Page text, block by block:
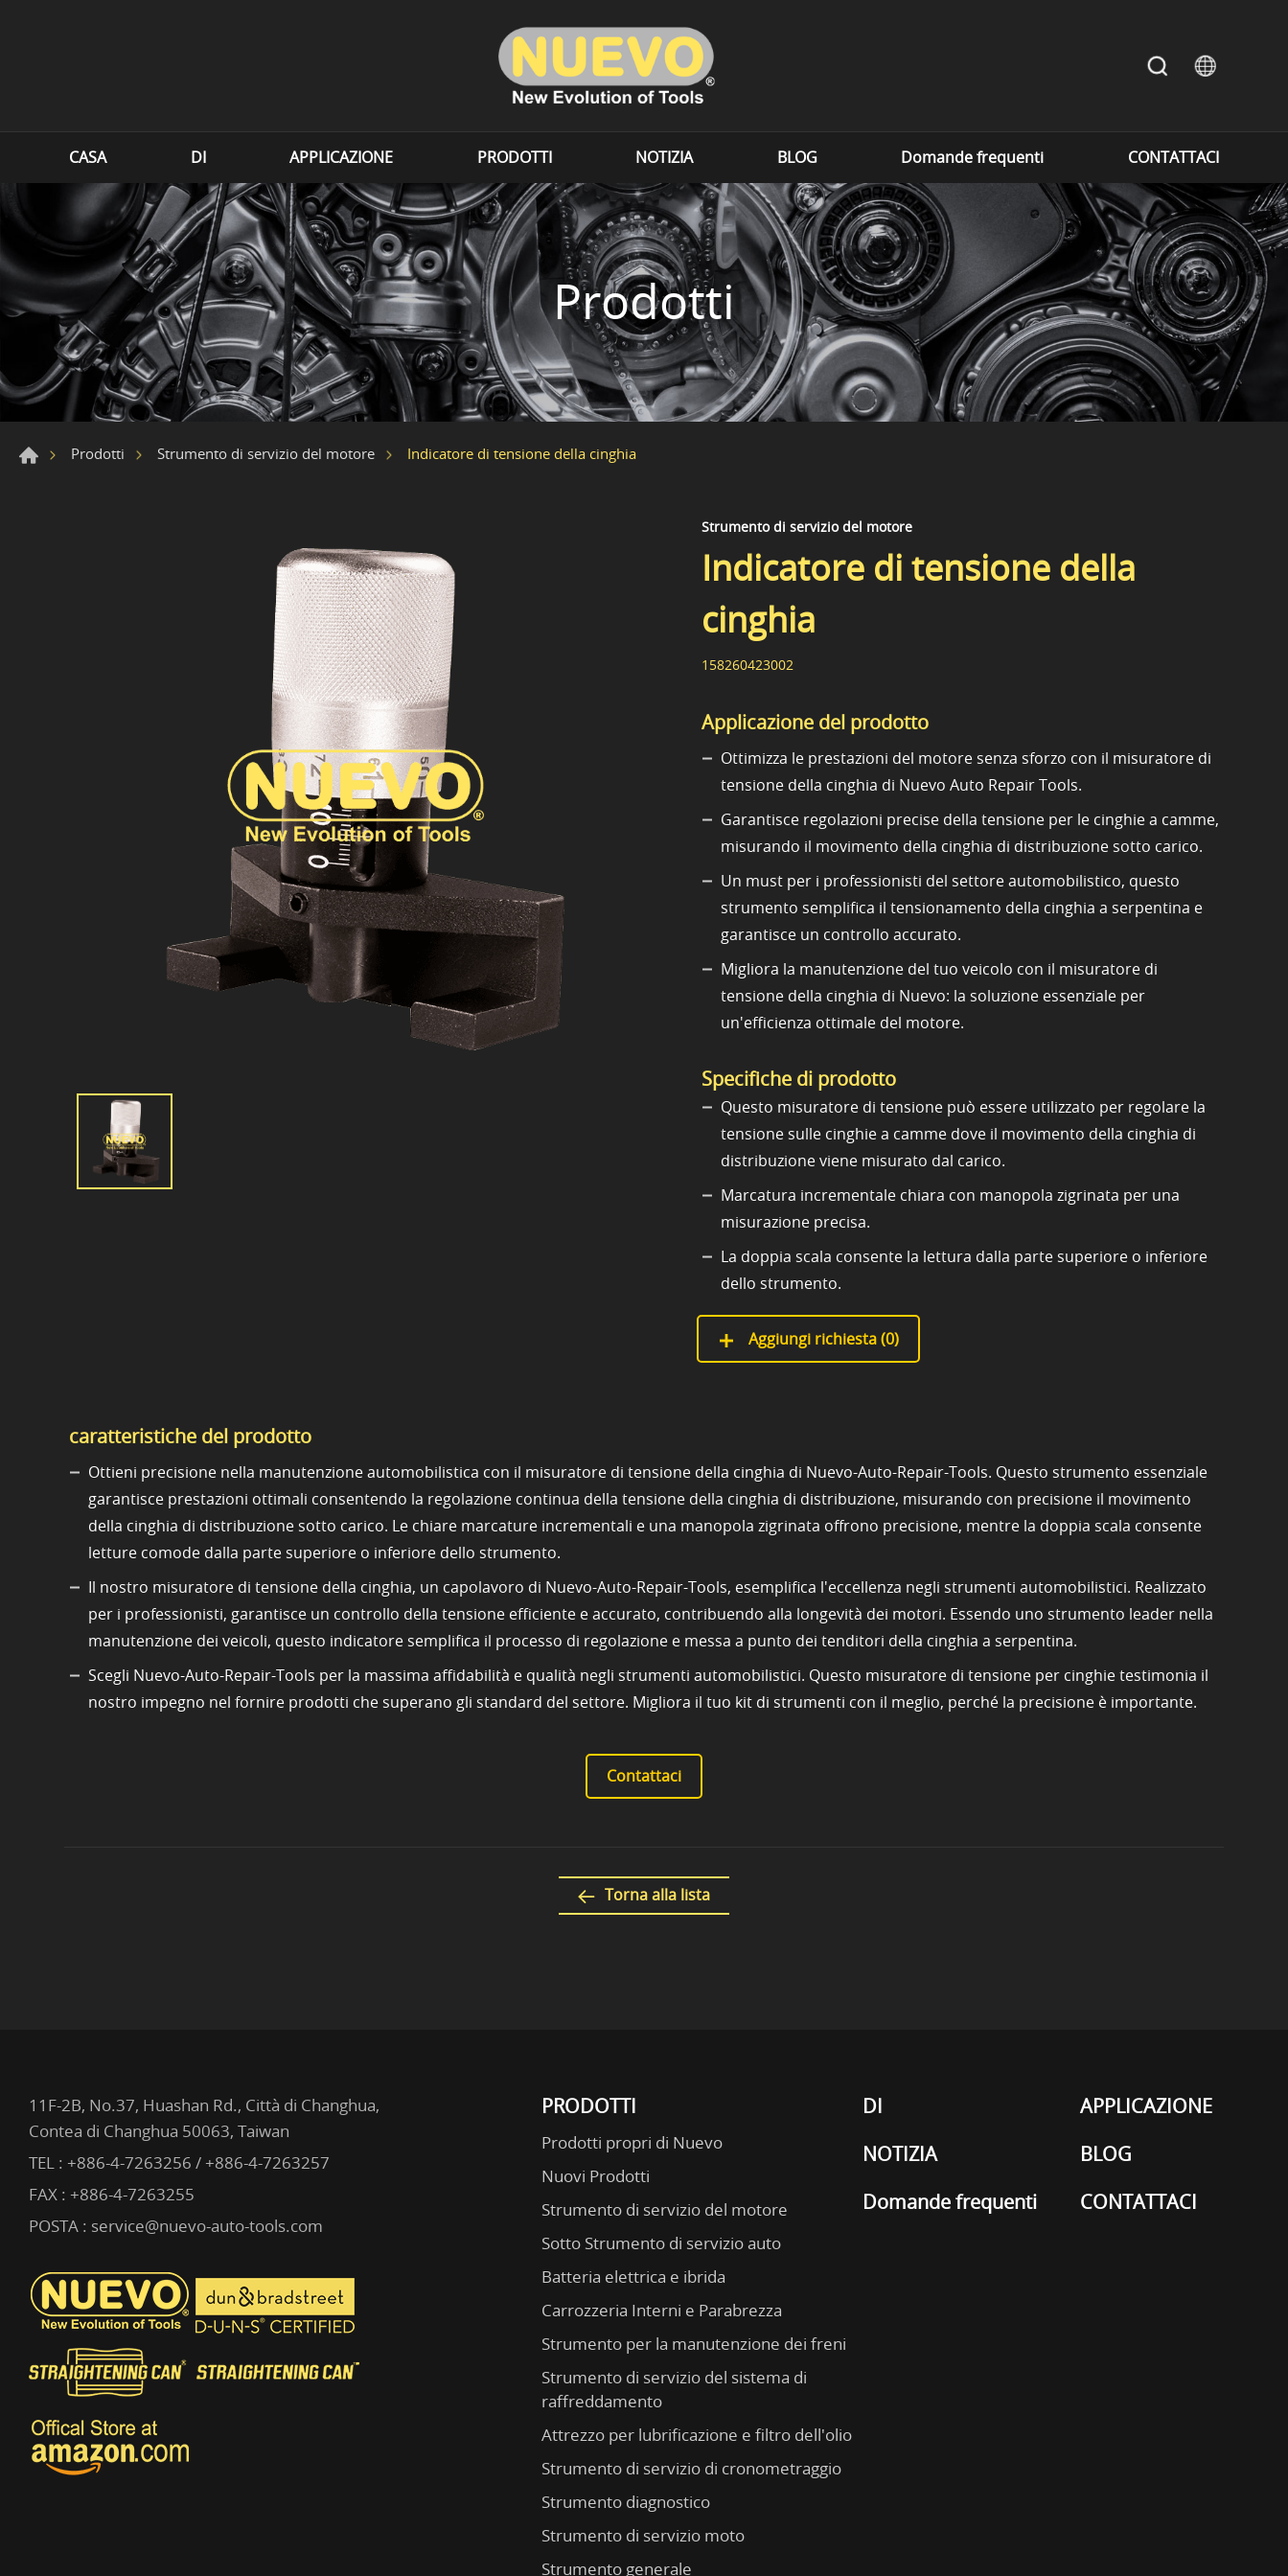
CASA DI APPLICAZIONE PRODOTTI NOTIZIA BLOG Domande frequenti CONTATTACI
Prodotti
Prodotti Strumento di servizio del motore Indicatore di tensione della cinghia
Strumento di servizio del motore
Indicatore di tensione della
cinghia
158260423002
Applicazione del prodotto
Ottimizza le prestazioni del motore senza sforzo con il misuratore di
tensione della cinghia di Nuevo Auto Repair Tools.
Garantisce regolazioni precise della tensione per le cinghie a camme,
misurando il movimento della cinghia di distribuzione sotto carico.
Un must per i professionisti del settore automobilistico, questo
strumento semplifica il tensionamento della cinghia a serpentina e
garantisce un controllo accurato.
Migliora la manutenzione del tuo veicolo con il misuratore di
tensione della cinghia di Nuevo: la soluzione essenziale per
un'efficienza ottimale del motore.
Specifiche di prodotto
Questo misuratore di tensione può essere utilizzato per regolare la
tensione sulle cinghie a camme dove il movimento della cinghia di
distribuzione viene misurato dal carico.
Marcatura incrementale chiara con manopola zigrinata per una
misurazione precisa.
La doppia scala consente la lettura dalla parte superiore o inferiore
dello strumento.
Aggiungi richiesta (0)
caratteristiche del prodotto
Ottieni precisione nella manutenzione automobilistica con il misuratore di tensione della cinghia di Nuevo-Auto-Repair-Tools. Questo strumento essenziale
garantisce prestazioni ottimali consentendo la regolazione continua della tensione della cinghia di distribuzione, misurando con precisione il movimento
della cinghia di distribuzione sotto carico. Le chiare marcature incrementali e una manopola zigrinata offrono precisione, mentre la doppia scala consente
letture comode dalla parte superiore o inferiore dello strumento.
Il nostro misuratore di tensione della cinghia, un capolavoro di Nuevo-Auto-Repair-Tools, esemplifica l'eccellenza negli strumenti automobilistici. Realizzato
per i professionisti, garantisce un controllo della tensione efficiente e accurato, contribuendo alla longevità dei motori. Essendo uno strumento leader nella
manutenzione dei veicoli, questo indicatore semplifica il processo di regolazione e messa a punto dei tenditori della cinghia a serpentina.
Scegli Nuevo-Auto-Repair-Tools per la massima affidabilità e qualità negli strumenti automobilistici. Questo misuratore di tensione per cinghie testimonia il
nostro impegno nel fornire prodotti che superano gli standard del settore. Migliora il tuo kit di strumenti con il meglio, perché la precisione è importante.
Contattaci
Torna alla lista
PRODOTTI
Prodotti propri di Nuevo
Nuovi Prodotti
Strumento di servizio del motore
Sotto Strumento di servizio auto
Batteria elettrica e ibrida
Carrozzeria Interni e Parabrezza
Strumento per la manutenzione dei freni
Strumento di servizio del sistema di
raffreddamento
Attrezzo per lubrificazione e filtro dell'olio
Strumento di servizio di cronometraggio
Strumento diagnostico
Strumento di servizio moto
Strumento generale
DI
APPLICAZIONE
NOTIZIA
BLOG
Domande frequenti
CONTATTACI
11F-2B, No.37, Huashan Rd., Città di Changhua,
Contea di Changhua 50063, Taiwan
TEL : +886-4-7263256 / +886-4-7263257
FAX : +886-4-7263255
POSTA : service@nuevo-auto-tools.com